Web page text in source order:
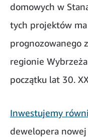
domowych w
tych projektów
prognozowanego
regionie
początku lat 30.
Inwestujemy
dewelopera